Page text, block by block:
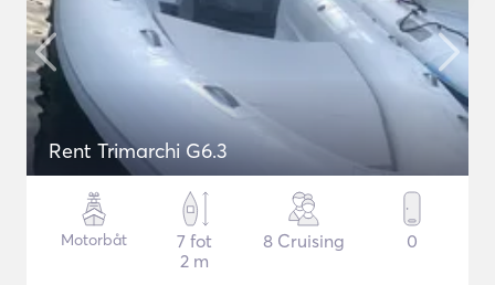
Rent Trimarchi G6.3
Motorbåt
7 fot
2 m
8 Cruising 0